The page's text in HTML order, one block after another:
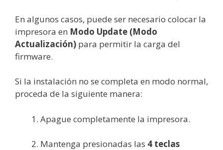
En algunos casos, puede ser necesario colocar la
impresora en Modo Update (Modo
Actualización) para permitir la carga del
firmware.
Si la instalación no se completa en modo normal,
proceda de la siguiente manera:
Apague completamente la impresora.
Mantenga presionadas las 4 teclas